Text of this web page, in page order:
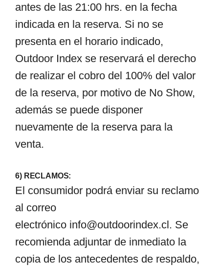
antes de las 21:00 hrs. en la fecha
indicada en la reserva. Si no se
presenta en el horario indicado,
Outdoor Index se reservará el derecho
de realizar el cobro del 100% del valor
de la reserva, por motivo de No Show,
además se puede disponer
nuevamente de la reserva para la
venta.
6) RECLAMOS:
El consumidor podrá enviar su reclamo
al correo
electrónico info@outdoorindex.cl. Se
recomienda adjuntar de inmediato la
copia de los antecedentes de respaldo,